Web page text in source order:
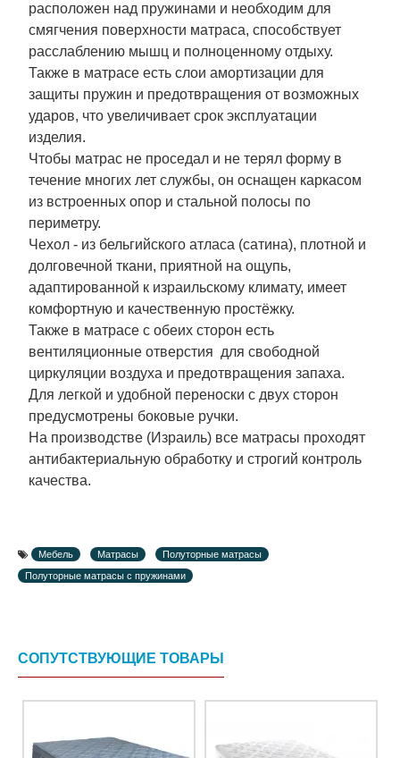
расположен над пружинами и необходим для
смягчения поверхности матраса, способствует
расслаблению мышц и полноценному отдыху.
Также в матрасе есть слои амортизации для
защиты пружин и предотвращения от возможных
ударов, что увеличивает срок эксплуатации
изделия.
Чтобы матрас не проседал и не терял форму в
течение многих лет службы, он оснащен каркасом
из встроенных опор и стальной полосы по
периметру.
Чехол - из бельгийского атласа (сатина), плотной и
долговечной ткани, приятной на ощупь,
адаптированной к израильскому климату, имеет
комфортную и качественную простёжку.
Также в матрасе с обеих сторон есть
вентиляционные отверстия для свободной
циркуляции воздуха и предотвращения запаха.
Для легкой и удобной переноски с двух сторон
предусмотрены боковые ручки.
На производстве (Израиль) все матрасы проходят
антибактериальную обработку и строгий контроль
качества.
Мебель Матрасы
Полуторные матрасы
Полуторные матрасы с пружинами
СОПУТСТВУЮЩИЕ ТОВАРЫ